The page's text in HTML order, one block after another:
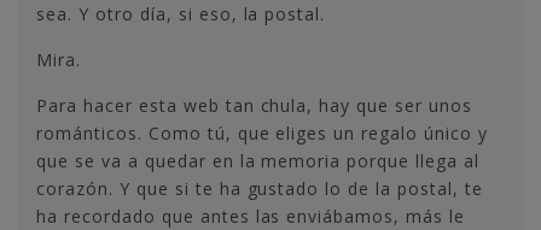
sea. Y otro día, si eso, la postal.
Mira.
Para hacer esta web tan chula, hay que ser unos
románticos. Como tú, que eliges un regalo único y
que se va a quedar en la memoria porque llega al
corazón. Y que si te ha gustado lo de la postal, te
ha recordado que antes las enviábamos, más le